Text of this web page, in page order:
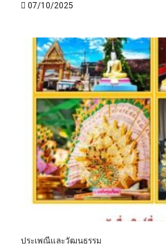
07/10/2025
ประเพณีและวัฒนธรรม